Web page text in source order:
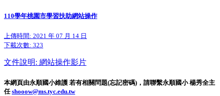
110學年桃園市學習扶助網站操作
上傳時間: 2021 年 07 月 14 日
下載次數: 323
文件說明: 網站操作影片
本網頁由永順國小維護 若有相關問題(忘記密碼)，請聯繫永順國小 楊秀全主
任shooow@ms.tyc.edu.tw